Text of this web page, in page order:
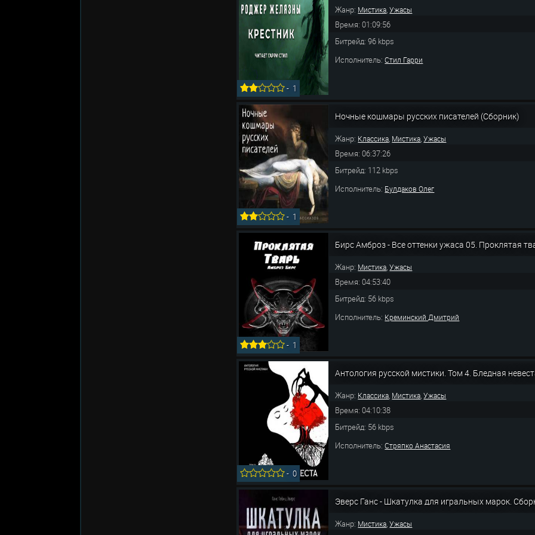
- 1
Жанр: Мистика,Ужасы
Время: 01:09:56
Битрейд: 96 kbps
Исполнитель:Стил Гарри
- 1
Ночные кошмары русских писателей (Сборник)
Жанр: Классика Мистика ,Ужасы
Время: 06:37:26
Битрейд: 112 kbps
Исполнитель: Булдаков Олег
- 1
Бирс Амброз - Все оттенки ужаса 05. Проклятая
Жанр: Мистика,Ужасы
Время: 04:53:40
Битрейд: 56 kbps
Исполнитель: Креминский Дмитрий
-0
Антология русской мистики. Том 4. Бледная
Жанр: Классика, Мистика,Ужасы
Время: 04:10:38
Битрейд: 56 kbps
Исполнитель:Стряпко Анастасия
Эверс Ганс - Шкатулка для игральных марок.
Жанр: Мистика,Ужасы